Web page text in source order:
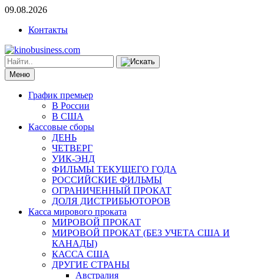
09.08.2026
Контакты
Меню
График премьер
В России
В США
Кассовые сборы
ДЕНЬ
ЧЕТВЕРГ
УИК-ЭНД
ФИЛЬМЫ ТЕКУЩЕГО ГОДА
РОССИЙСКИЕ ФИЛЬМЫ
ОГРАНИЧЕННЫЙ ПРОКАТ
ДОЛЯ ДИСТРИБЬЮТОРОВ
Касса мирового проката
МИРОВОЙ ПРОКАТ
МИРОВОЙ ПРОКАТ (БЕЗ УЧЕТА США И
КАНАДЫ)
КАССА США
ДРУГИЕ СТРАНЫ
Австралия